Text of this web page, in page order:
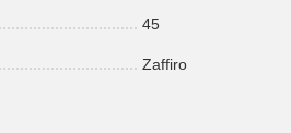
45
Zaffiro